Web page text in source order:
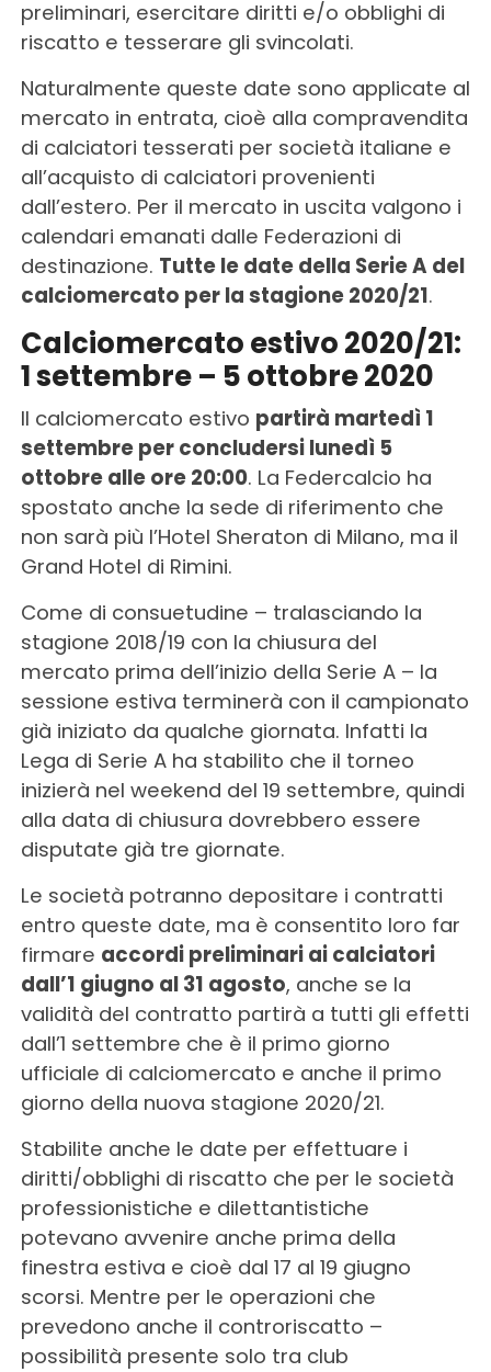
preliminari, esercitare diritti e/o obblighi di
riscatto e tesserare gli svincolati.
Naturalmente queste date sono applicate al
mercato in entrata, cioè alla compravendita
di calciatori tesserati per società italiane e
all’acquisto di calciatori provenienti
dall’estero. Per il mercato in uscita valgono i
calendari emanati dalle Federazioni di
destinazione. Tutte le date della Serie A del
calciomercato per la stagione 2020/21.
Calciomercato estivo 2020/21:
1 settembre – 5 ottobre 2020
Il calciomercato estivo partirà martedì 1
settembre per concludersi lunedì 5
ottobre alle ore 20:00. La Federcalcio ha
spostato anche la sede di riferimento che
non sarà più l’Hotel Sheraton di Milano, ma il
Grand Hotel di Rimini.
Come di consuetudine – tralasciando la
stagione 2018/19 con la chiusura del
mercato prima dell’inizio della Serie A – la
sessione estiva terminerà con il campionato
già iniziato da qualche giornata. Infatti la
Lega di Serie A ha stabilito che il torneo
inizierà nel weekend del 19 settembre, quindi
alla data di chiusura dovrebbero essere
disputate già tre giornate.
Le società potranno depositare i contratti
entro queste date, ma è consentito loro far
firmare accordi preliminari ai calciatori
dall’1 giugno al 31 agosto, anche se la
validità del contratto partirà a tutti gli effetti
dall’1 settembre che è il primo giorno
ufficiale di calciomercato e anche il primo
giorno della nuova stagione 2020/21.
Stabilite anche le date per effettuare i
diritti/obblighi di riscatto che per le società
professionistiche e dilettantistiche
potevano avvenire anche prima della
finestra estiva e cioè dal 17 al 19 giugno
scorsi. Mentre per le operazioni che
prevedono anche il controriscatto –
possibilità presente solo tra club